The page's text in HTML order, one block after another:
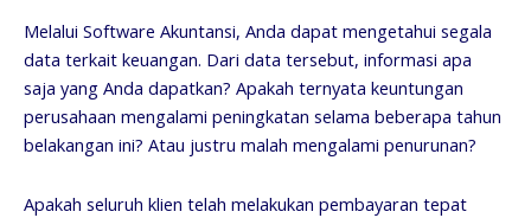
Melalui Software Akuntansi, Anda dapat mengetahui segala
data terkait keuangan. Dari data tersebut, informasi apa
saja yang Anda dapatkan? Apakah ternyata keuntungan
perusahaan mengalami peningkatan selama beberapa tahun
belakangan ini? Atau justru malah mengalami penurunan?
Apakah seluruh klien telah melakukan pembayaran tepat